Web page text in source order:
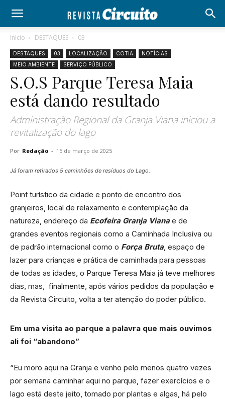
Início DESTAQUES 03
DESTAQUES 03 LOCALIZAÇÃO COTIA
NOTÍCIAS
MEIO AMBIENTE
SERVIÇO PÚBLICO
S.O.S Parque Teresa Maia
está dando resultado
Administração Regional da Granja Viana iniciou a
revitalização do lago
Por Redação - 15 de março de 2025
Já foram retirados 5 caminhões de resíduos do Lago.
Point turístico da cidade e ponto de encontro dos
granjeiros, local de relaxamento e contemplação da
natureza, endereço da Ecofeira Granja Vianae de
grandes eventos regionais como a Caminhada Inclusiva ou
de padrão internacional como o Força Bruta, espaço de
lazer para crianças e prática de caminhada para pessoas
de todas as idades, o Parque Teresa Maia já teve melhores
dias, mas, finalmente, após vários pedidos da população e
da Revista Circuito, volta a ter atenção do poder público.
Em uma visita ao parque a palavra que mais ouvimos
ali foi “abandono”
“Eu moro aqui na Granja e venho pelo menos quatro vezes
por semana caminhar aqui no parque, fazer exercícios e o
lago está deste jeito, tomado por plantas e algas, há pelo